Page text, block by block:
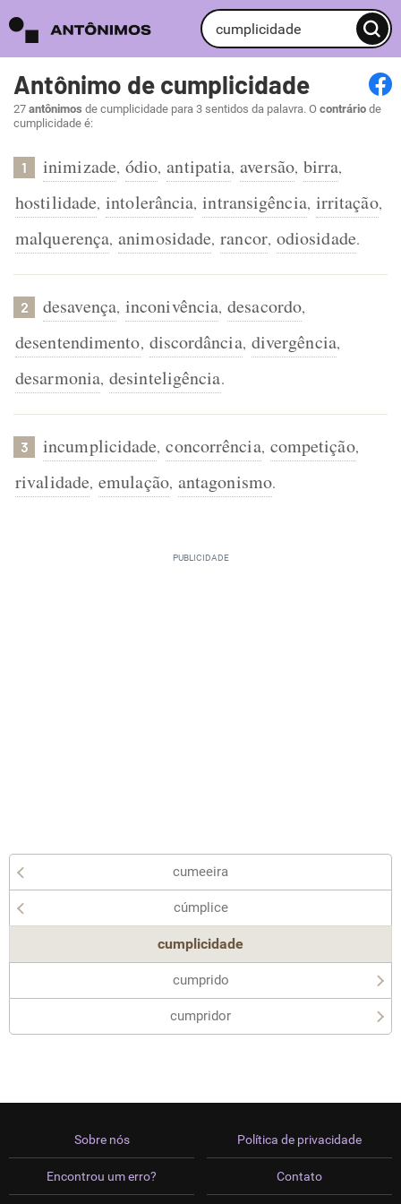
Antônimo de cumplicidade
27 antônimos de cumplicidade para 3 sentidos da palavra. O contrário de
cumplicidade é:
1 inimizade, ódio, antipatia, aversão, birra,
hostilidade, intolerância, intransigência, irritação,
malquerença, animosidade, rancor, odiosidade.
2 desavença, inconivência, desacordo,
desentendimento, discordância, divergência,
desarmonia, desinteligência.
3 incumplicidade, concorrência, competição,
rivalidade, emulação, antagonismo.
cumeeira
cúmplice
cumplicidade
cumprido
cumpridor
Sobre nós
Encontrou um erro?
Política de privacidade
Contato